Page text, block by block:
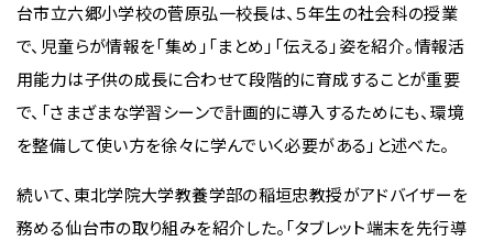
台市立六郷小学校の菅原弘一校長は、５年生の社会科の授業
で、児童らが情報を「集め」「まとめ」「伝える」姿を紹介。情報活
用能力は子供の成長に合わせて段階的に育成することが重要
で、「さまざまな学習シーンで計画的に導入するためにも、環境
を整備して使い方を徐々に学んでいく必要がある」と述べた。
続いて、東北学院大学教養学部の稲垣忠教授がアドバイザーを
務める仙台市の取り組みを紹介した。「タブレット端末を先行導